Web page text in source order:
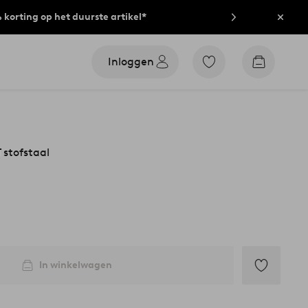
korting op het duurste artikel*
Inloggen
Ga
Go
stofstaal
In winkelwagen